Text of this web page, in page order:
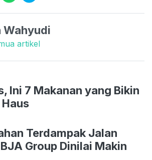
Wahyudi
artikel
Ini 7 Makanan yang Bikin
Terdampak Jalan
Group Dinilai Makin